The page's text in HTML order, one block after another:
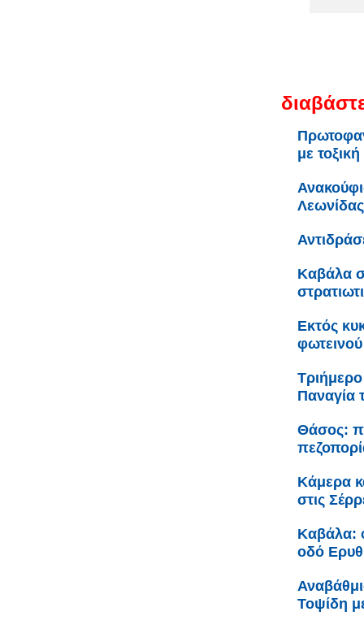
με
Λεωνίδας
Καβάλα
Εκτός
Παναγία
Θάσος:
Κάμερα
στις
Καβάλα:
οδό
Τοψίδη